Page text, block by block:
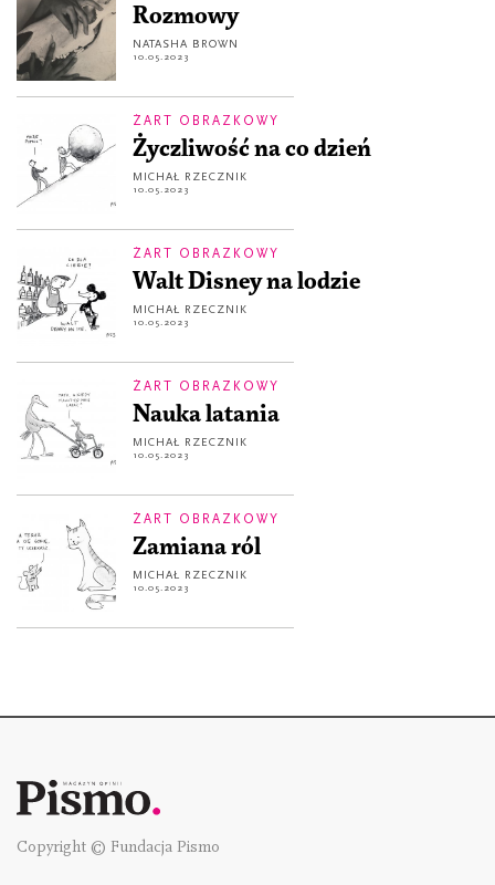
Rozmowy
NATASHA BROWN
10.05.2023
ŻART OBRAZKOWY
Życzliwość na co dzień
MICHAŁ RZECZNIK
10.05.2023
ŻART OBRAZKOWY
Walt Disney na lodzie
MICHAŁ RZECZNIK
10.05.2023
ŻART OBRAZKOWY
Nauka latania
MICHAŁ RZECZNIK
10.05.2023
ŻART OBRAZKOWY
Zamiana ról
MICHAŁ RZECZNIK
10.05.2023
Copyright © Fundacja Pismo